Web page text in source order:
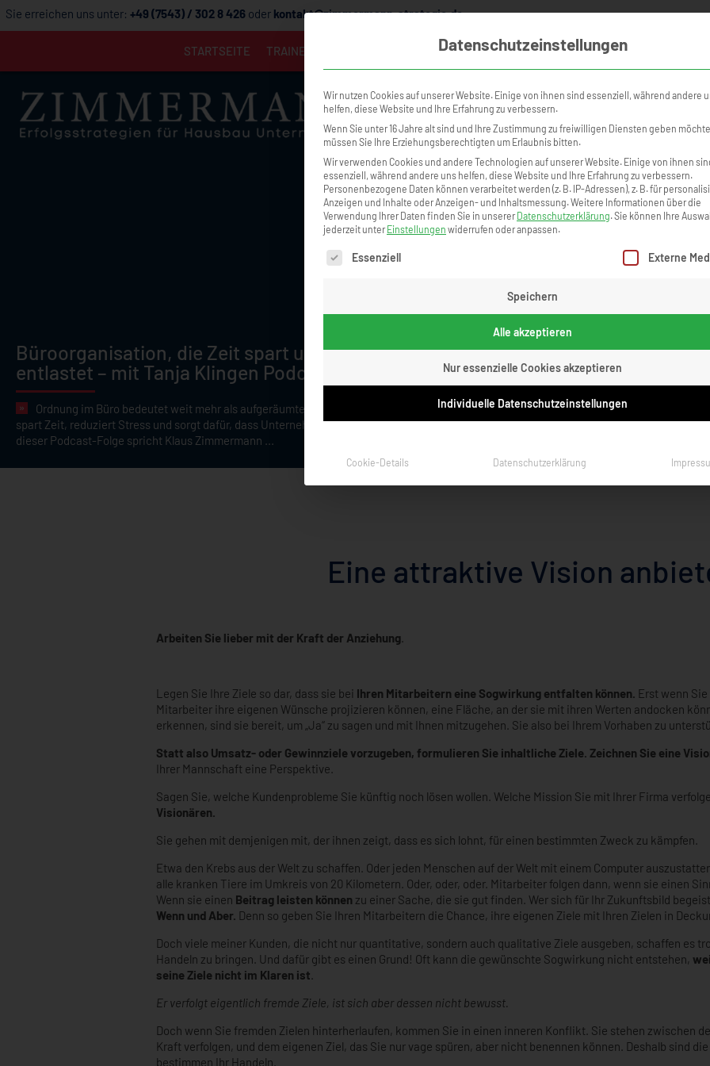
Sie erreichen uns unter: +49 (7543) / 302 8 426 oder kontakt@zimmermann-strategie.de
STARTSEITE TRAINER KURSKALENDER ONLINE ACADEMY
Büroorganisation, die Zeit spart und Unternehmen
entlastet – mit Tanja Klingen Podcast Nr. 105
Ordnung im Büro bedeutet weit mehr als aufgeräumte Schreibtische. Sie schafft Klarheit,
spart Zeit, reduziert Stress und sorgt dafür, dass Unternehmen effizient wachsen können. In
dieser Podcast-Folge spricht Klaus Zimmermann ...
Warum Krisenzeiten der
sind
Ich habe im Laufe der Jahre viele
Marktveränderungen, Unsicherheit bei
Eine attraktive Vision
Arbeiten Sie lieber mit der Kraft der Anziehung
Legen Sie Ihre Ziele so dar, dass sie bei Ihren Mitarbeitern eine Sogwirkung entfalten können. Erst wenn
Mitarbeiter ihre eigenen Wünsche projizieren können, eine Fläche, an der sie mit ihren Werten andocken
erkennen, sind sie bereit, um „Ja“ zu sagen und mit Ihnen mitzugehen. Sie also bei Ihrem Vorhaben zu
Statt also Umsatz- oder Gewinnziele vorzugeben, formulieren Sie inhaltliche Ziele. Zeichnen Sie eine
Ihrer Mannschaft eine Perspektive.
Sagen Sie, welche Kundenprobleme Sie künftig noch lösen wollen. Welche Mission Sie mit Ihrer Firma
Visionären.
Sie gehen mit demjenigen mit, der ihnen zeigt, dass es sich lohnt, für einen bestimmten Zweck zu kämpfen.
Etwa den Krebs aus der Welt zu schaffen. Oder jeden Menschen auf der Welt mit einem Computer
alle kranken Tiere im Umkreis von 20 Kilometern. Oder, oder, oder. Mitarbeiter folgen dann, wenn sie einen
Wenn sie einen Beitrag leisten können zu einer Sache, die sie gut finden. Wer sich für Ihr Zukunftsbild
Wenn und Aber. Denn so geben Sie Ihren Mitarbeitern die Chance, ihre eigenen Ziele mit Ihren Zielen in
Doch viele meiner Kunden, die nicht nur quantitative, sondern auch qualitative Ziele ausgeben, schaffen es
Handeln zu bringen. Und dafür gibt es einen Grund! Oft kann die gewünschte Sogwirkung nicht entstehen,
seine Ziele nicht im Klaren ist
Er verfolgt eigentlich fremde Ziele, ist sich aber dessen nicht bewusst.
Doch wenn Sie fremden Zielen hinterherlaufen, kommen Sie in einen inneren Konflikt. Sie stehen zwischen
Kraft verfolgen, und dem eigenen Ziel, das Sie nur vage spüren, aber nicht benennen können. Deshalb sind
bestimmen Ihr Handeln.
Datenschutzeinstellungen
Wir nutzen Cookies auf unserer Website. Einige von ihnen sind essenziell, während andere
helfen, diese Website und Ihre Erfahrung zu verbessern.
Wenn Sie unter 16 Jahre alt sind und Ihre Zustimmung zu freiwilligen Diensten geben
müssen Sie Ihre Erziehungsberechtigten um Erlaubnis bitten.
Wir verwenden Cookies und andere Technologien auf unserer Website. Einige von ihnen
essenziell, während andere uns helfen, diese Website und Ihre Erfahrung zu verbessern.
Personenbezogene Daten können verarbeitet werden (z. B. IP-Adressen), z. B. für
Anzeigen und Inhalte oder Anzeigen- und Inhaltsmessung.Weitere Informationen über die
Verwendung Ihrer Daten finden Sie in unserer Datenschutzerklärung.Sie können Ihre
jederzeit unter Einstellungen widerrufen oder anpassen.
Es folgt eine Liste der Service-Gruppen, für die eine Einwilligung erteilt
Essenziell Externe
Speichern
Alle akzeptieren
Nur essenzielle Cookies akzeptieren
Individuelle Datenschutzeinstellungen
Cookie-Details Datenschutzerklärung